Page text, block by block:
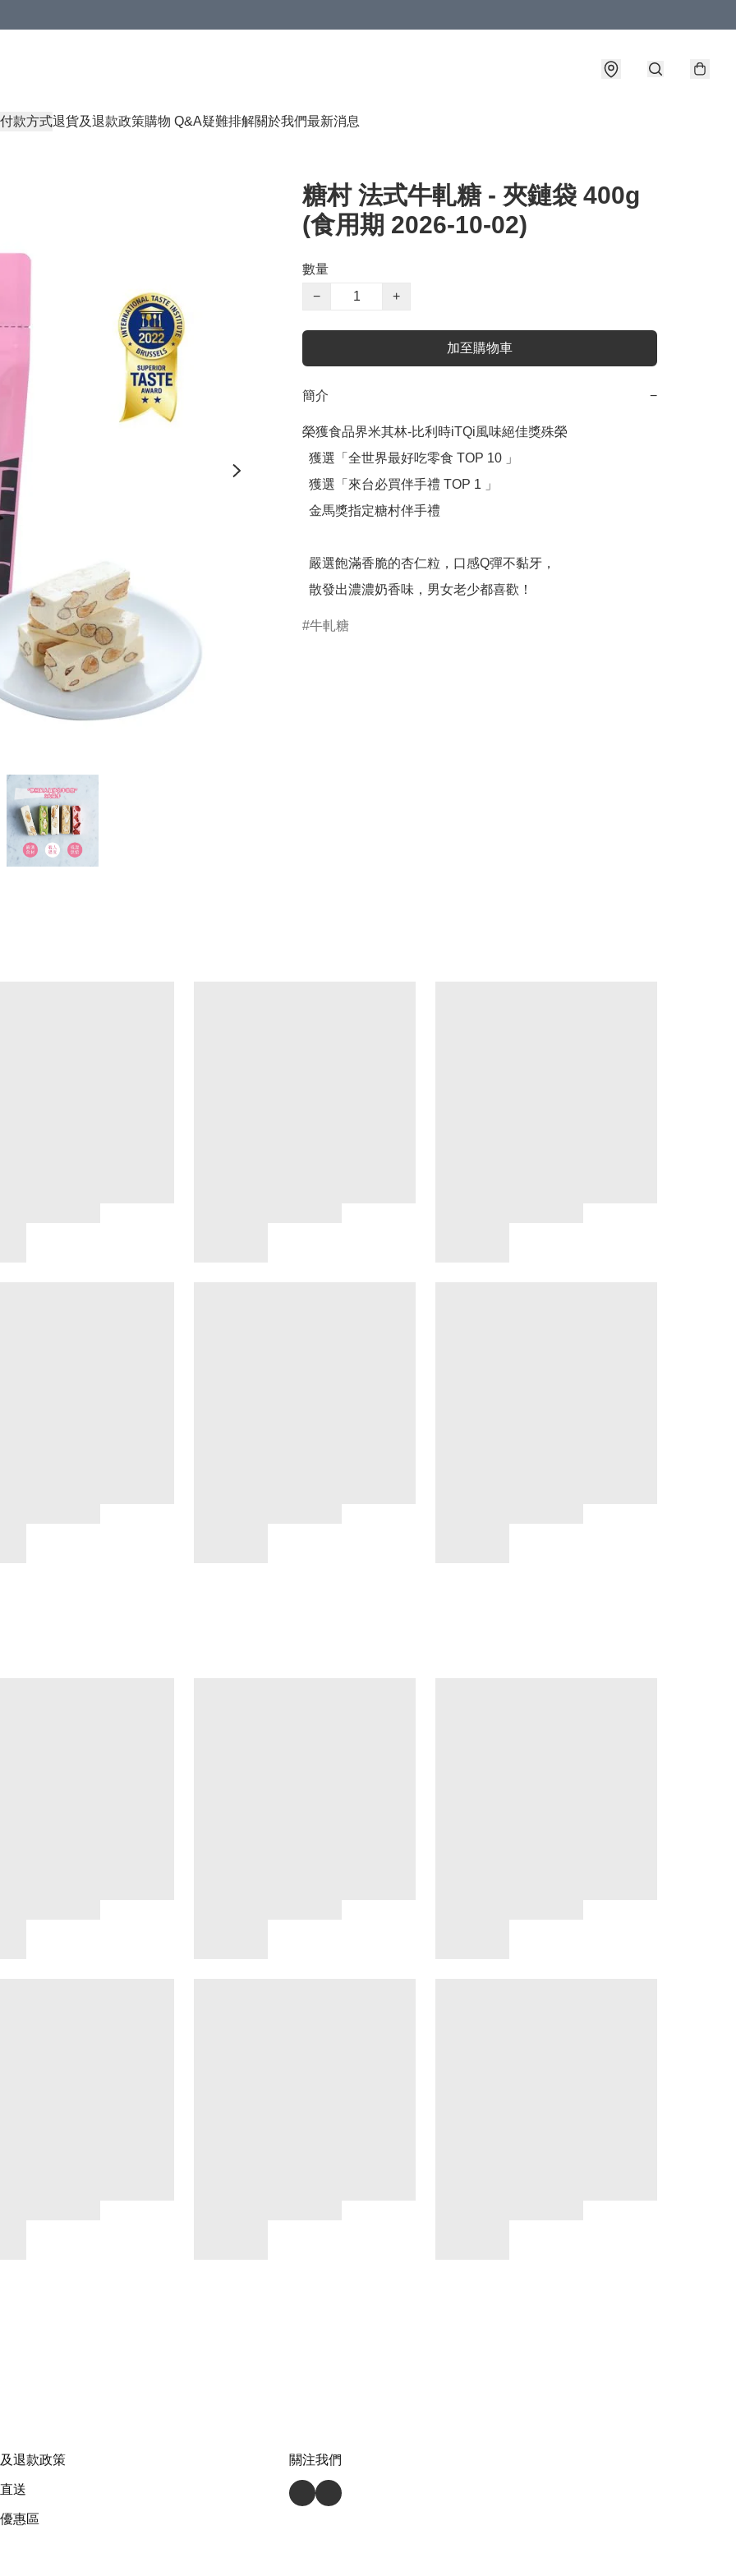
付款方式退貨及退款政策購物 Q&A疑難排解關於我們最新消息
糖村 法式牛軋糖 - 夾鏈袋 400g
(食用期 2026-10-02)
數量
−
+
加至購物車
簡介 −
榮獲食品界米其林-比利時iTQi風味絕佳獎殊榮
  散發出濃濃奶香味，男女老少都喜歡！
牛軋糖
退款政策
送
惠區
關注我們